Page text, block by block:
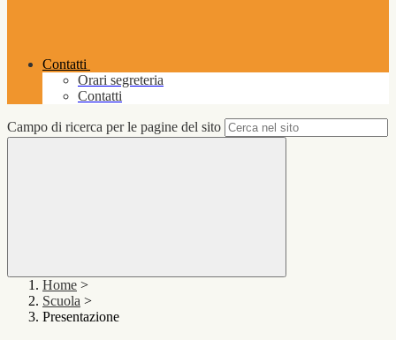
Contatti
Orari segreteria
Contatti
Campo di ricerca per le pagine del sito
Home >
Scuola >
Presentazione